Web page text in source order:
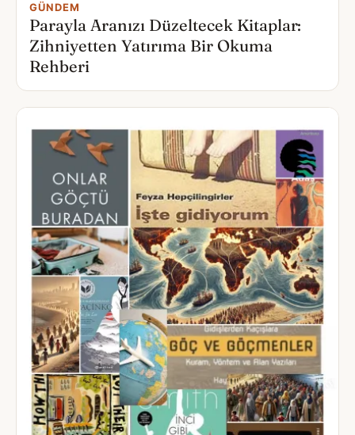
GÜNDEM
Parayla Aranızı Düzeltecek Kitaplar:
Zihniyetten Yatırıma Bir Okuma
Rehberi